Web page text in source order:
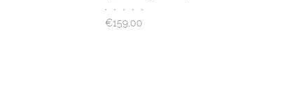
• • • • •
€159,00